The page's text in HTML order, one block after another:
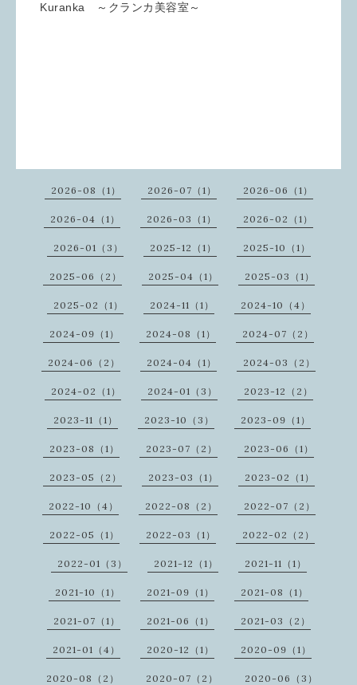
Kuranka ～クランカ美容室～
2026-08（1） 2026-07（1） 2026-06（1）
2026-04（1） 2026-03（1） 2026-02（1）
2026-01（3） 2025-12（1） 2025-10（1）
2025-06（2） 2025-04（1） 2025-03（1）
2025-02（1） 2024-11（1） 2024-10（4）
2024-09（1） 2024-08（1） 2024-07（2）
2024-06（2） 2024-04（1） 2024-03（2）
2024-02（1） 2024-01（3） 2023-12（2）
2023-11（1） 2023-10（3） 2023-09（1）
2023-08（1） 2023-07（2） 2023-06（1）
2023-05（2） 2023-03（1） 2023-02（1）
2022-10（4） 2022-08（2） 2022-07（2）
2022-05（1） 2022-03（1） 2022-02（2）
2022-01（3） 2021-12（1） 2021-11（1）
2021-10（1） 2021-09（1） 2021-08（1）
2021-07（1） 2021-06（1） 2021-03（2）
2021-01（4） 2020-12（1） 2020-09（1）
2020-08（2） 2020-07（2） 2020-06（3）